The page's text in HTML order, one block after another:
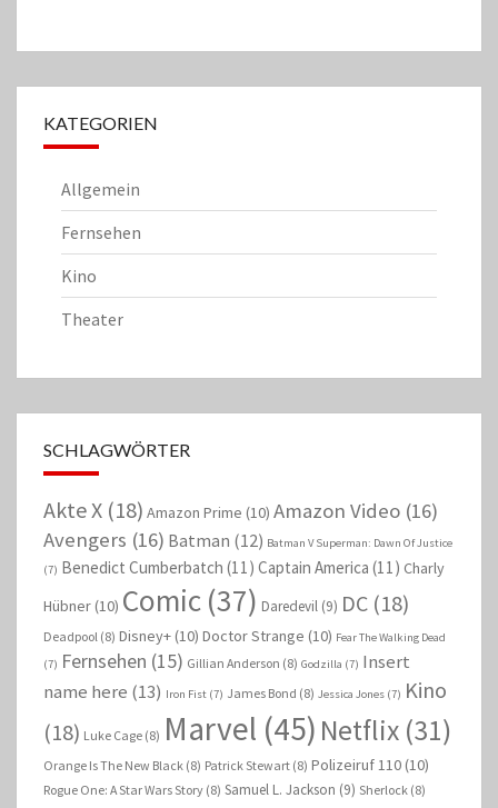
KATEGORIEN
Allgemein
Fernsehen
Kino
Theater
SCHLAGWÖRTER
Akte X (18) Amazon Prime (10) Amazon Video (16)
Avengers (16) Batman (12) Batman V Superman: Dawn Of Justice
(7) Benedict Cumberbatch (11) Captain America (11) Charly
Hübner (10) Comic (37) Daredevil (9) DC (18)
Deadpool (8) Disney+ (10) Doctor Strange (10) Fear The Walking Dead
(7) Fernsehen (15) Gillian Anderson (8) Godzilla (7) Insert
name here (13) Iron Fist (7) James Bond (8) Jessica Jones (7) Kino
(18) Luke Cage (8) Marvel (45) Netflix (31)
Orange Is The New Black (8) Patrick Stewart (8) Polizeiruf 110 (10)
Rogue One: A Star Wars Story (8) Samuel L. Jackson (9) Sherlock (8)